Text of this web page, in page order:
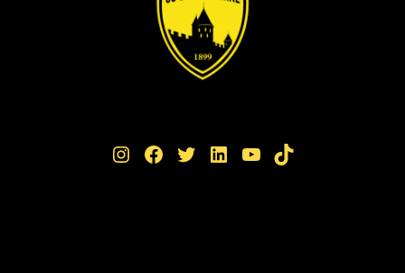
Instagram Facebook Twitter LinkedIn YouTube TikTok